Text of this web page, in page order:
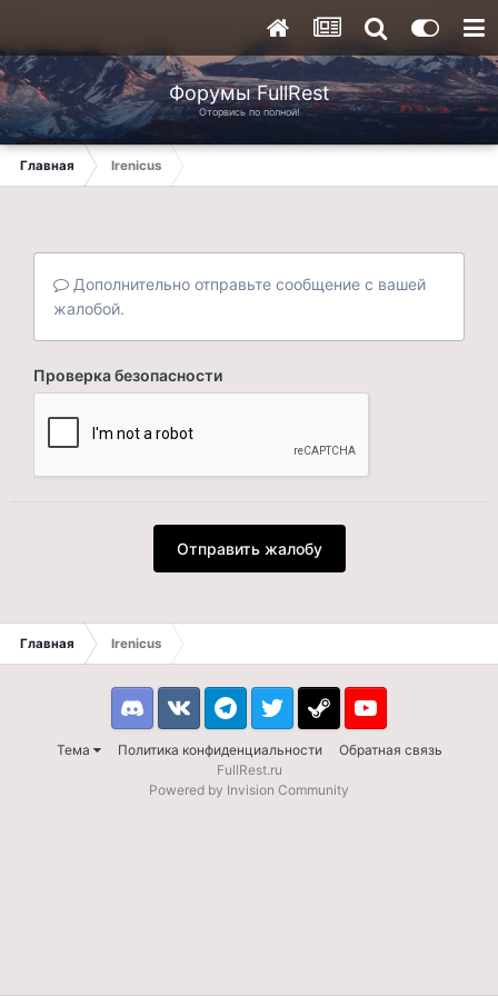
Форумы FullRest
Оторвись по полной!
Главная Irenicus
Дополнительно отправьте сообщение с вашей
жалобой.
Проверка безопасности
Отправить жалобу
Главная Irenicus
Тема Политика конфиденциальности Обратная связь
DiscordVK TelegramTwitter Steam Youtube
FullRest.ru
Powered by Invision Community